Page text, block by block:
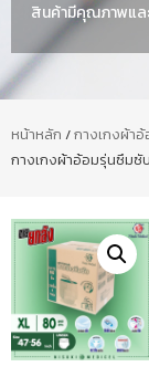
สินค้ามีคุณภาพแล
หน้าหลัก /กางเกงผ้า
กางเกงผ้าอ้อมรุ่นซึมซั